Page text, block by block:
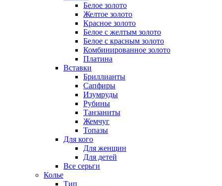
Белое золото
Желтое золото
Красное золото
Белое с желтым золото
Белое с красным золото
Комбинированное золото
Платина
Вставки
Бриллианты
Сапфиры
Изумруды
Рубины
Танзаниты
Жемчуг
Топазы
Для кого
Для женщин
Для детей
Все серьги
Колье
Тип